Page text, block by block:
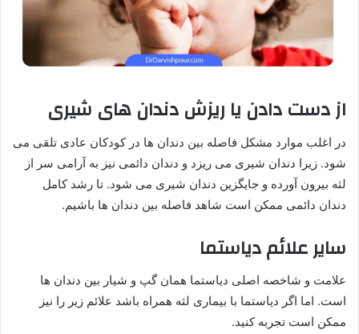
از دست دادن یا ریزش دندان های شیری
در اغلب موارد مشکل فاصله بین دندان ها در کودکان عادی تلقی می
شود. زیرا دندان شیری می ریزد و دندان دائمی نیز به آرامی سر از
لثه بیرون آورده و جایگزین دندان شیری می شود. تا رشد کامل
دندان دائمی ممکن است شاهد فاصله بین دندان ها باشیم.
سایر علائم دیاستما
علامت و شاخصه اصلی دیاستما همان گپ و شیار بین دندان ها
است. اما اگر دیاستما با بیماری لثه همراه باشد علائم زیر را نیز
ممکن است تجربه کنید.